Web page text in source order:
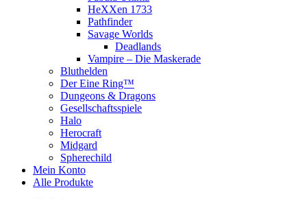
HeXXen 1733
Pathfinder
Savage Worlds
Deadlands
Vampire – Die Maskerade
Bluthelden
Der Eine Ring™
Dungeons & Dragons
Gesellschaftsspiele
Halo
Herocraft
Midgard
Spherechild
Mein Konto
Alle Produkte